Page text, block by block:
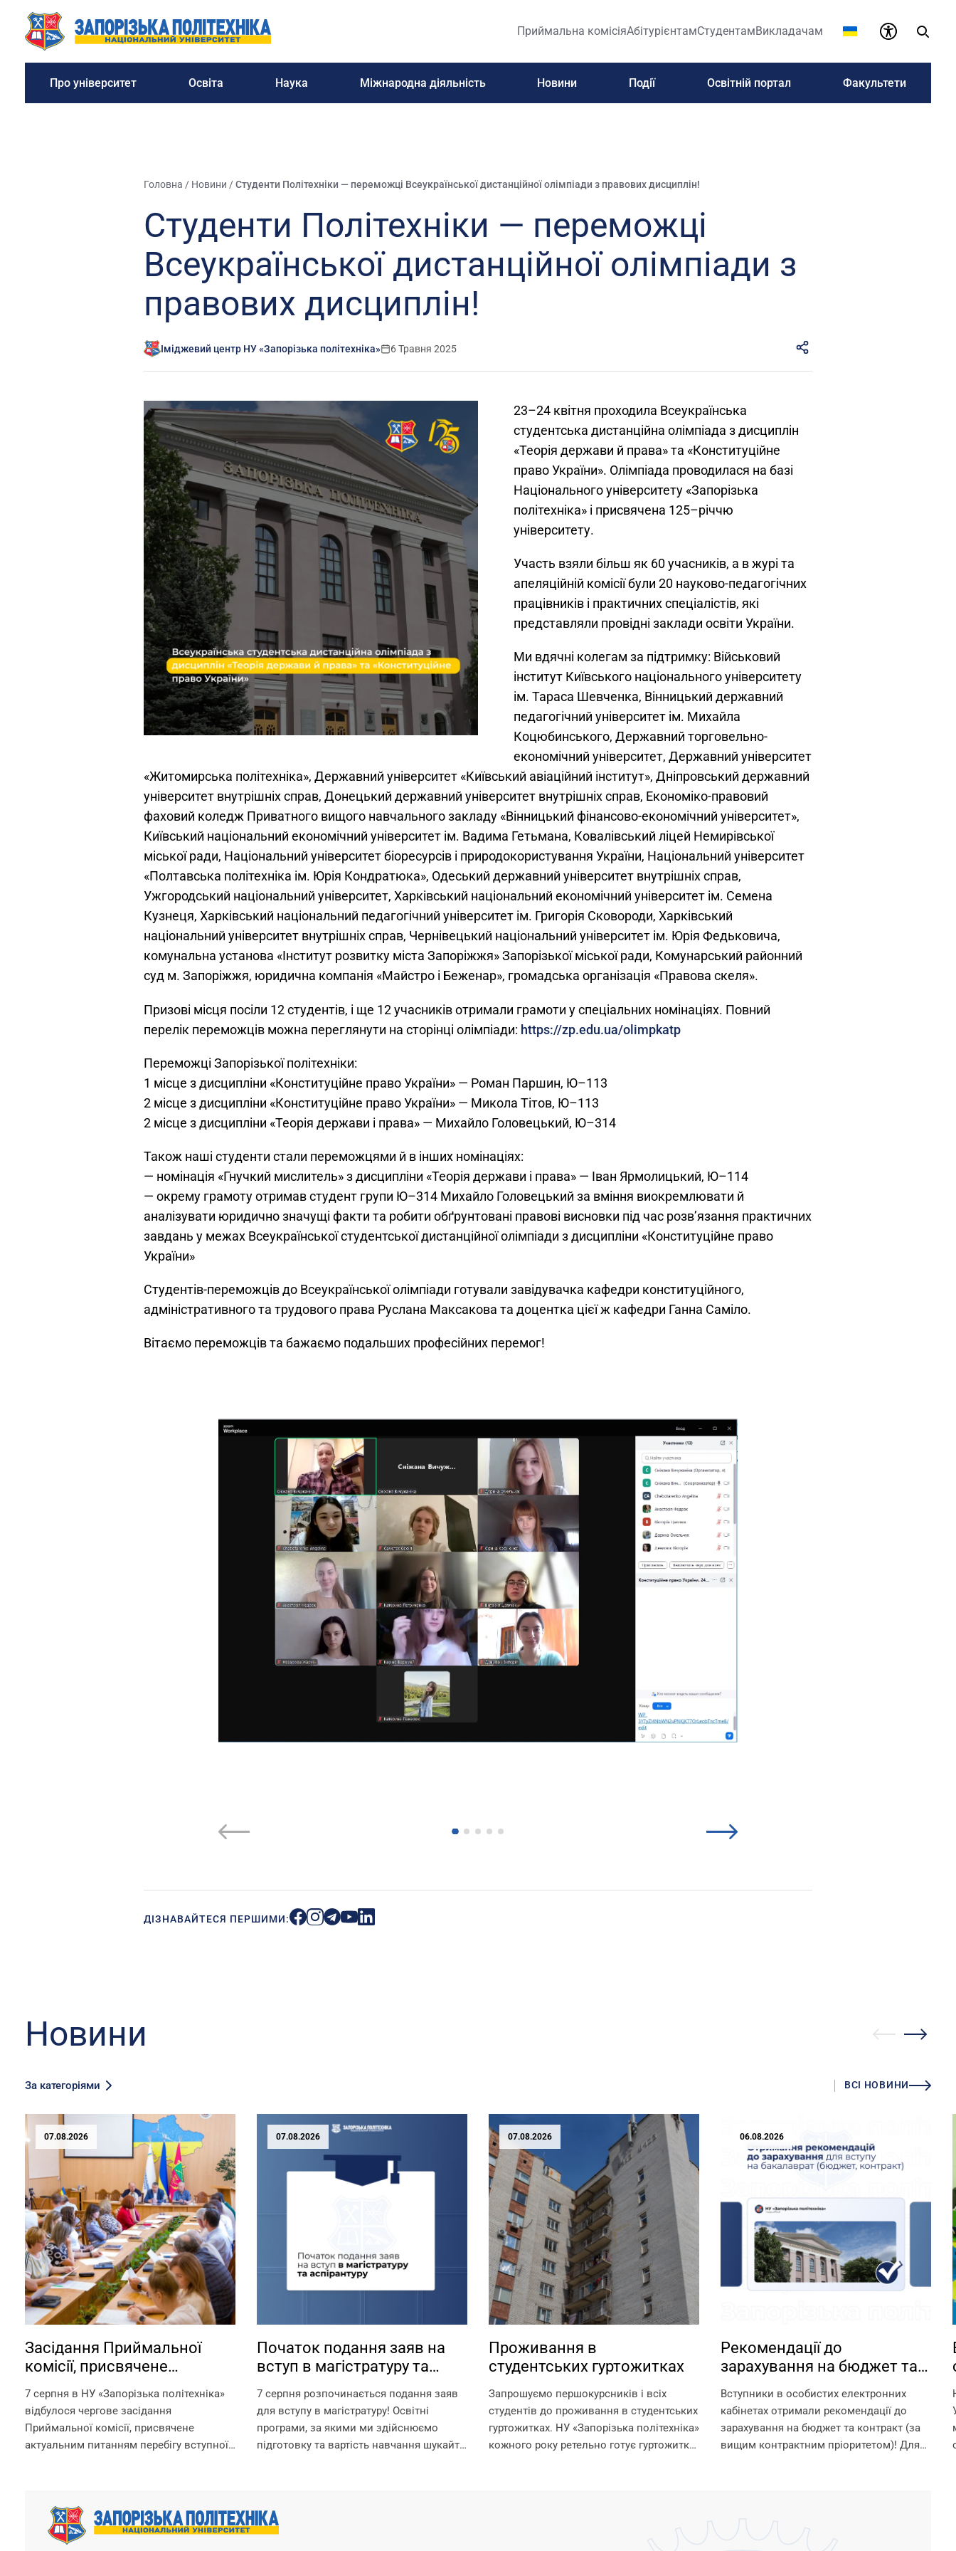
Приймальна комісіяАбітурієнтамСтудентамВикладачам
Про університет Освіта Наука Міжнародна діяльність Новини Події Освітній портал Факультети
Головна / Новини /Студенти Політехніки — переможці Всеукраїнської дистанційної олімпіади з правових дисциплін!
Студенти Політехніки — переможці
Всеукраїнської дистанційної олімпіади з
правових дисциплін!
Іміджевий центр НУ «Запорізька політехніка» 6 Травня 2025
23–24 квітня проходила Всеукраїнська
студентська дистанційна олімпіада з дисциплін
«Теорія держави й права» та «Конституційне
право України». Олімпіада проводилася на базі
Національного університету «Запорізька
політехніка» і присвячена 125–річчю
університету.
Участь взяли більш як 60 учасників, а в журі та
апеляційній комісії були 20 науково-педагогічних
працівників і практичних спеціалістів, які
представляли провідні заклади освіти України.
Ми вдячні колегам за підтримку: Військовий
інститут Київського національного університету
ім. Тараса Шевченка, Вінницький державний
педагогічний університет ім. Михайла
Коцюбинського, Державний торговельно-
економічний університет, Державний університет
«Житомирська політехніка», Державний університет «Київський авіаційний інститут», Дніпровський державний
університет внутрішніх справ, Донецький державний університет внутрішніх справ, Економіко-правовий
фаховий коледж Приватного вищого навчального закладу «Вінницький фінансово-економічний університет»,
Київський національний економічний університет ім. Вадима Гетьмана, Ковалівський ліцей Немирівської
міської ради, Національний університет біоресурсів і природокористування України, Національний університет
«Полтавська політехніка ім. Юрія Кондратюка», Одеський державний університет внутрішніх справ,
Ужгородський національний університет, Харківський національний економічний університет ім. Семена
Кузнеця, Харківський національний педагогічний університет ім. Григорія Сковороди, Харківський
національний університет внутрішніх справ, Чернівецький національний університет ім. Юрія Федьковича,
комунальна установа «Інститут розвитку міста Запоріжжя» Запорізької міської ради, Комунарський районний
суд м. Запоріжжя, юридична компанія «Майстро і Беженар», громадська організація «Правова скеля».
Призові місця посіли 12 студентів, і ще 12 учасників отримали грамоти у спеціальних номінаціях. Повний
перелік переможців можна переглянути на сторінці олімпіади: https://zp.edu.ua/olimpkatp
Переможці Запорізької політехніки:
1 місце з дисципліни «Конституційне право України» — Роман Паршин, Ю–113
2 місце з дисципліни «Конституційне право України» — Микола Тітов, Ю–113
2 місце з дисципліни «Теорія держави і права» — Михайло Головецький, Ю–314
Також наші студенти стали переможцями й в інших номінаціях:
— номінація «Гнучкий мислитель» з дисципліни «Теорія держави і права» — Іван Ярмолицький, Ю–114
— окрему грамоту отримав студент групи Ю–314 Михайло Головецький за вміння виокремлювати й
аналізувати юридично значущі факти та робити обґрунтовані правові висновки під час розв’язання практичних
завдань у межах Всеукраїнської студентської дистанційної олімпіади з дисципліни «Конституційне право
України»
Студентів-переможців до Всеукраїнської олімпіади готували завідувачка кафедри конституційного,
адміністративного та трудового права Руслана Максакова та доцентка цієї ж кафедри Ганна Саміло.
Вітаємо переможців та бажаємо подальших професійних перемог!
ДІЗНАВАЙТЕСЯ ПЕРШИМИ:
Новини
За категоріями ВСІ НОВИНИ
07.08.2026
Засідання Приймальної
комісії, присвячене
актуальним питанням
перебігу вступної кампанії
2026 року
7 серпня в НУ «Запорізька політехніка»
відбулося чергове засідання
Приймальної комісії, присвячене
актуальним питанням перебігу вступної
комісії докладає максимум зусиль,
щоб...
07.08.2026
Початок подання заяв на
вступ в магістратуру та
аспірантуру
7 серпня розпочинається подання заяв
для вступу в магістратуру! Освітні
програми, за якими ми здійснюємо
підготовку та вартість навчання шукайте
складання вступних іспитів в
університеті, заплановано проведення...
07.08.2026
Проживання в
студентських гуртожитках
Запрошуємо першокурсників і всіх
студентів до проживання в студентських
гуртожитках. НУ «Запорізька політехніка»
кожного року ретельно готує гуртожитки
06.08.2026
Рекомендації до
зарахування на бюджет та
контракт
Вступники в особистих електронних
кабінетах отримали рекомендації до
зарахування на бюджет та контракт (за
вищим контрактним пріоритетом)! Для